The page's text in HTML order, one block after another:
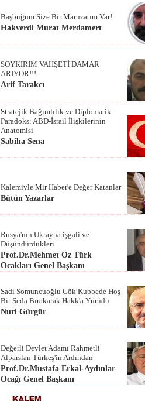
Başbuğum Size Bir Maruzatım Var!
Hakverdi Murat Merdamert
SOYKIRIM VAHŞETİ DAMAR
ARIYOR!!!
Arif Tarakcı
Stratejik Bağımlılık ve Diplomatik
Paradoks: ABD-İsrail İlişkilerinin
Anatomisi
Sabiha Sena
Kalemiyle Mir Haber'e Değer Katanlar
Bütün Yazarlar
Rusya'nın Ukrayna işgali ve
Düşündürdükleri
Prof.Dr.Mehmet Öz Türk
Ocakları Genel Başkanı
Sadi Somuncuoğlu Gök Kubbede Hoş
Bir Seda Bırakarak Hakk'a Yürüdü
Nuri Gürgür
Değerli Devlet Adamı Rahmetli
Alparslan Türkeş'in Ardından
Prof.Dr.Mustafa Erkal-Aydınlar
Ocağı Genel Başkanı